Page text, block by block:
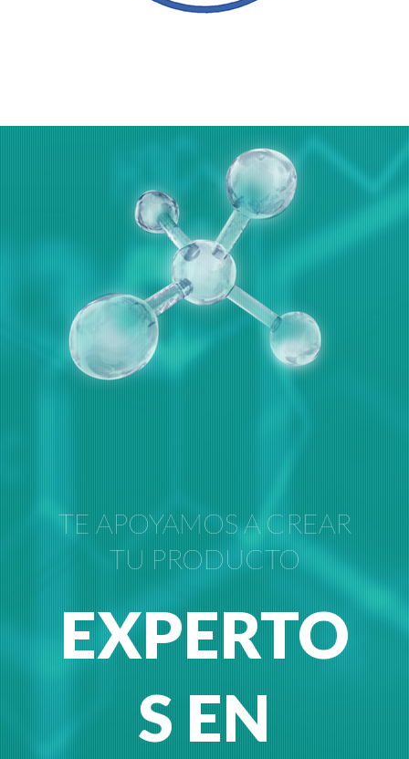
TE APOYAMOS A CREAR
TU PRODUCTO
EXPERTO
S EN